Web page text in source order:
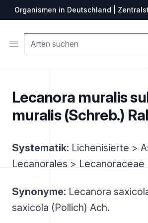
Organismen in Deutschland |
Open menu
Lecanora muralis
muralis (Schreb.)
Systematik: Lichenisierte >
Lecanorales > Lecanoraceae
Synonyme: Lecanora
saxicola (Pollich) Ach.